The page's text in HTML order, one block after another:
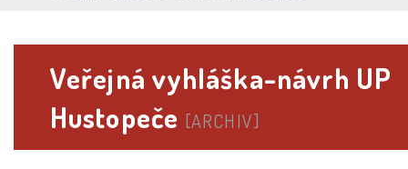
Veřejná vyhláška-návrh UP
Hustopeče [ARCHIV]